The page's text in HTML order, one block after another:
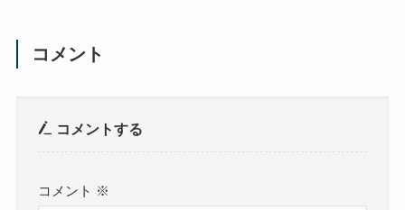
コメント
コメントする
コメント ※